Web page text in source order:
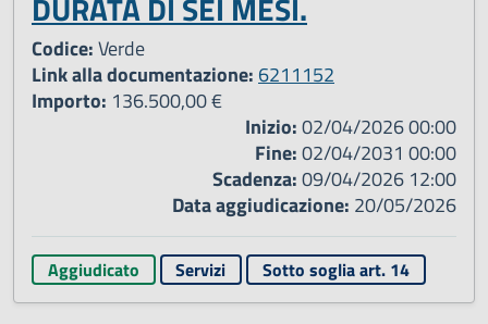
Codice:Verde
Link alla documentazione: 6211152
Importo: 136.500,00 €
Inizio:02/04/2026 00:00
Fine:02/04/2031 00:00
Scadenza:09/04/2026 12:00
Data aggiudicazione: 20/05/2026
Aggiudicato Servizi Sotto soglia art. 14